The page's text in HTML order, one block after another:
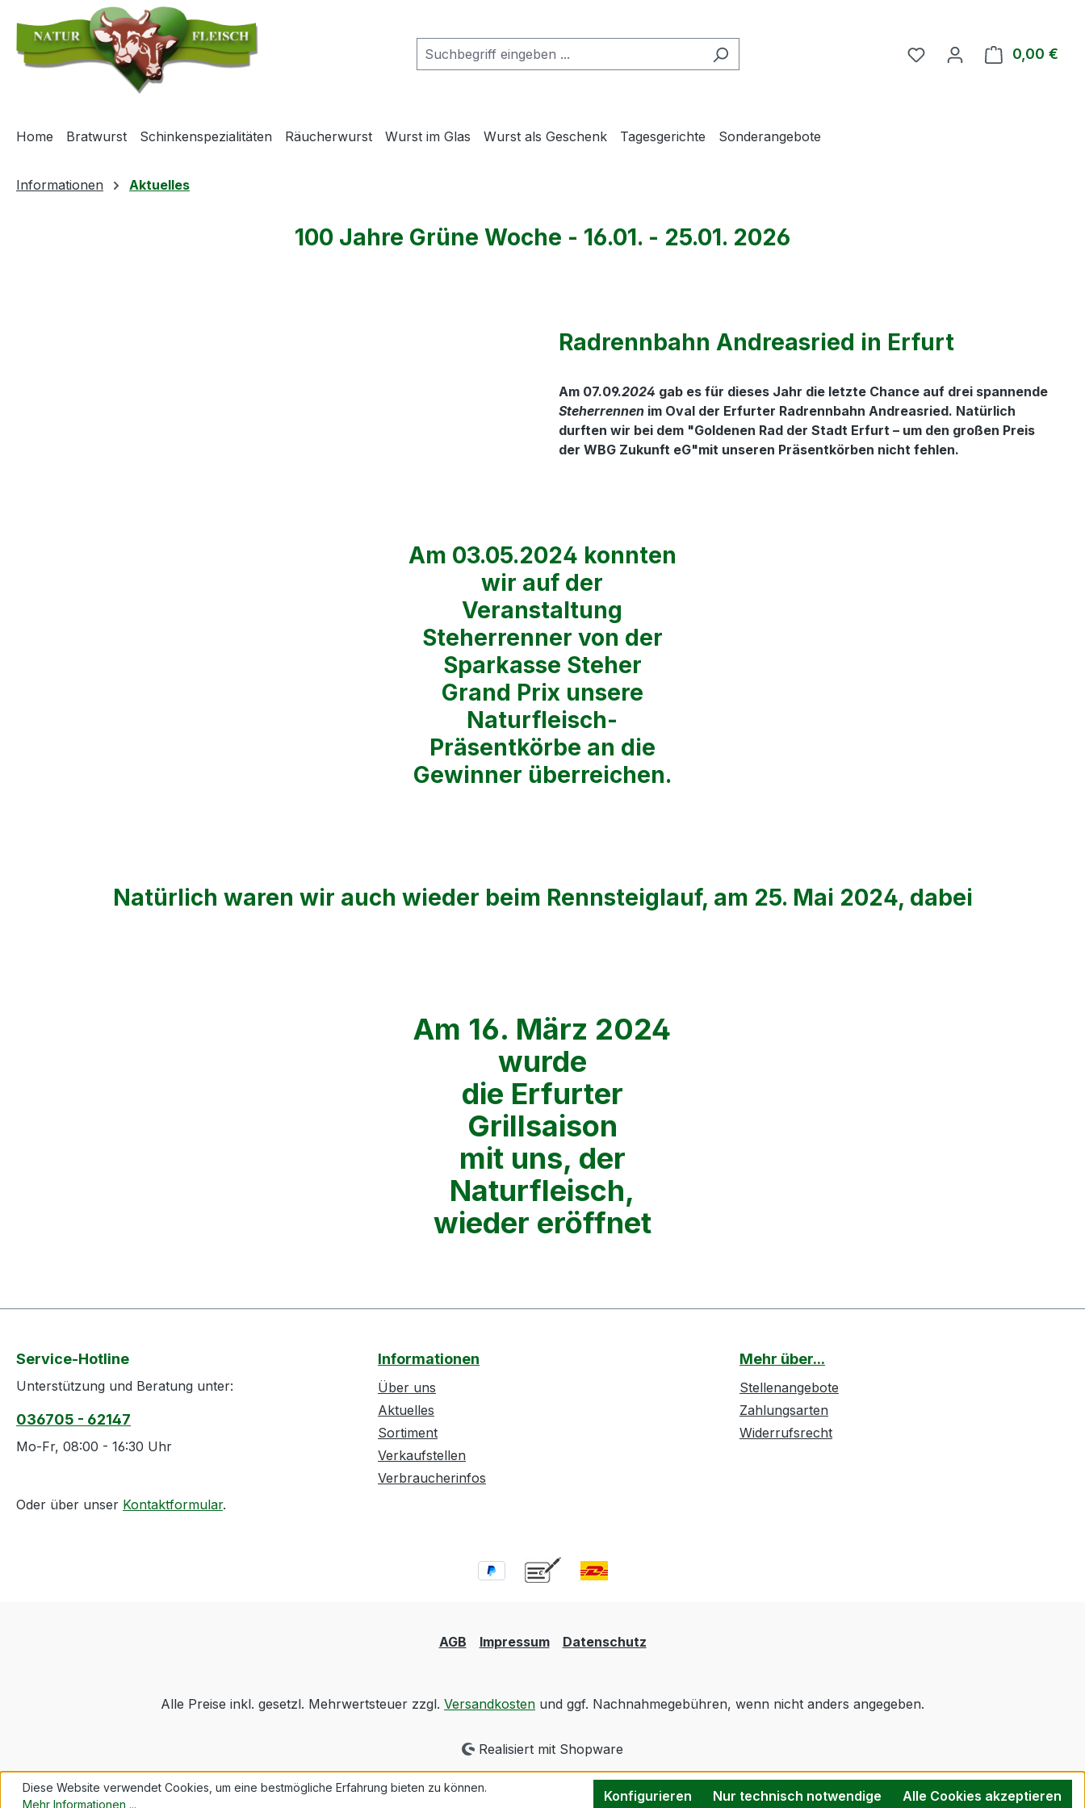
Hauptinhalt springen
Zur Suche springen
Zur Hauptnavigation springen
Du hast 0 Produkte auf
0,00 €
Home Bratwurst Schinkenspezialitäten Räucherwurst Wurst im Glas Wurst als Geschenk Tagesgerichte Sonderangebote
Informationen Aktuelles
100 Jahre Grüne Woche - 16.01. - 25.01. 2026
Radrennbahn Andreasried in Erfurt
Am 07.09.2024 gab es für dieses Jahr die letzte Chance auf drei spannende
Steherrennen im Oval der Erfurter Radrennbahn Andreasried. Natürlich
durften wir bei dem "Goldenen Rad der Stadt Erfurt – um den großen Preis
der WBG Zukunft eG"mit unseren Präsentkörben nicht fehlen.
Am 03.05.2024 konnten
wir auf der
Veranstaltung
Steherrenner von der
Sparkasse Steher
Grand Prix unsere
Naturfleisch-
Präsentkörbe an die
Gewinner überreichen.
Natürlich waren wir auch wieder beim Rennsteiglauf, am 25. Mai 2024, dabei
Am 16. März 2024
wurde
die Erfurter
Grillsaison
mit uns, der
Naturfleisch,
wieder eröffnet
Service-Hotline
Unterstützung und Beratung unter:
036705 - 62147
Mo-Fr, 08:00 - 16:30 Uhr
Oder über unser Kontaktformular.
Informationen
Über uns
Aktuelles
Sortiment
Verkaufstellen
Verbraucherinfos
Mehr über...
Stellenangebote
Zahlungsarten
Widerrufsrecht
AGB Impressum Datenschutz
Alle Preise inkl. gesetzl. Mehrwertsteuer zzgl. Versandkosten und ggf. Nachnahmegebühren, wenn nicht anders angegeben.
Realisiert mit Shopware
Diese Website verwendet Cookies, um eine bestmögliche Erfahrung bieten zu können.
Mehr Informationen ...
Nur technisch notwendige
Konfigurieren Alle Cookies akzeptieren